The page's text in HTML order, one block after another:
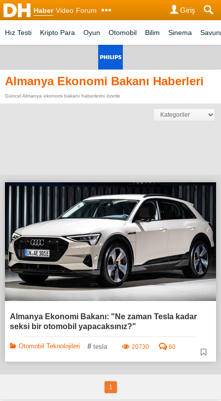
Haber Video Forum Giriş
Hız Testi Kripto Para Oyun Otomobil Bilim Sinema
Almanya Ekonomi Bakanı Haberleri
Güncel Almanya ekonomi bakanı haberlerini özetle
Almanya Ekonomi Bakanı: "Ne zaman Tesla kadar
seksi bir otomobil yapacaksınız?"
Otomobil Teknolojileri # tesla 20730 60
1